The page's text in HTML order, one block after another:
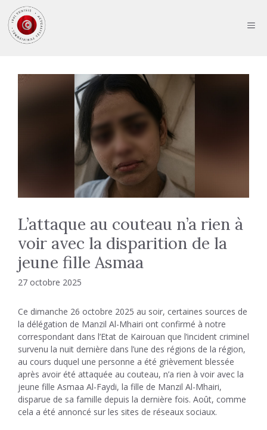
au
contenu
L’attaque au couteau n’a rien à
voir avec la disparition de la
jeune fille Asmaa
27 octobre 2025
Ce dimanche 26 octobre 2025 au soir, certaines sources de
la délégation de Manzil Al-Mhairi ont confirmé à notre
correspondant dans l’Etat de Kairouan que l’incident criminel
survenu la nuit dernière dans l’une des régions de la région,
au cours duquel une personne a été grièvement blessée
après avoir été attaquée au couteau, n’a rien à voir avec la
jeune fille Asmaa Al-Faydi, la fille de Manzil Al-Mhairi,
disparue de sa famille depuis la dernière fois. Août, comme
cela a été annoncé sur les sites de réseaux sociaux.